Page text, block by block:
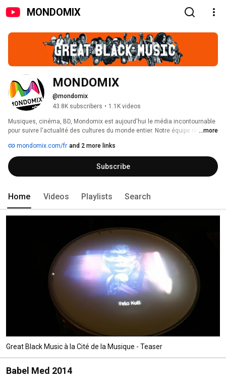
MONDOMIX
MONDOMIX
@mondomix
43.8K subscribers • 1.1K videos
Musiques, cinéma, BD, Mondomix est aujourd'hui le média incontournable
pour suivre l'actualité des cultures du monde entier. Notre équipe réalise
artistes d'avenir et vous faire vibrer aux sons d'hier et d'aujourd'hui.
...more
mondomix.com/fr and 2 more links
Subscribe
Home Videos Playlists Search
Great Black Music à la Cité de la Musique - Teaser
Babel Med 2014